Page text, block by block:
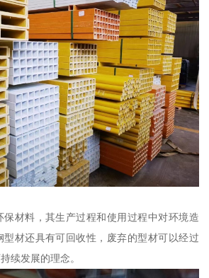
材料，其生产过程和使用过程中对环境造
型材还具有可回收性，废弃的型材可以经过
续发展的理念。